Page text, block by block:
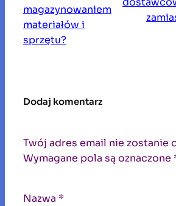
magazynowaniem
materiałów i
sprzętu?
Dodaj komentarz
Twój adres email nie zostanie
Wymagane pola są oznaczone
Nazwa *